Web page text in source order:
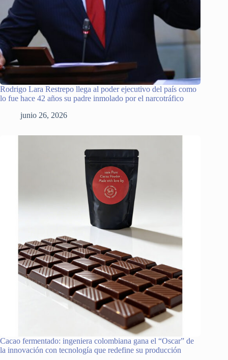
Rodrigo Lara Restrepo llega al poder ejecutivo del país como
lo fue hace 42 años su padre inmolado por el narcotráfico
junio 26, 2026
Cacao fermentado: ingeniera colombiana gana el “Oscar” de
la innovación con tecnología que redefine su producción